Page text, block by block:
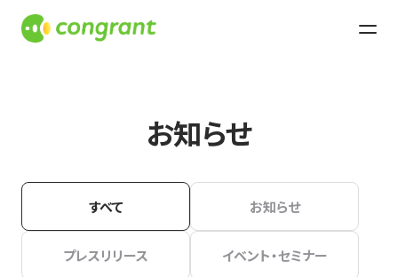
お知らせ
すべて お知らせ
プレスリリース イベント・セミナー